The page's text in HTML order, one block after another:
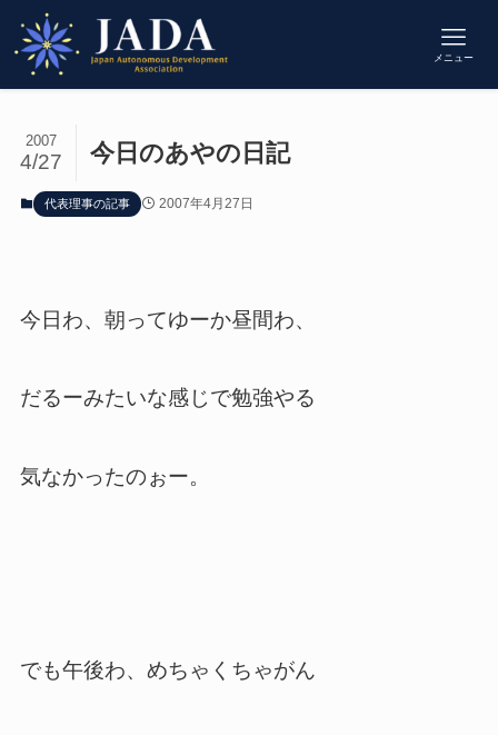
メニュー
今日のあやの日記
2007
4/27
代表理事の記事 2007年4月27日
今日わ、朝ってゆーか昼間わ、
だるーみたいな感じで勉強やる
気なかったのぉー。
でも午後わ、めちゃくちゃがん